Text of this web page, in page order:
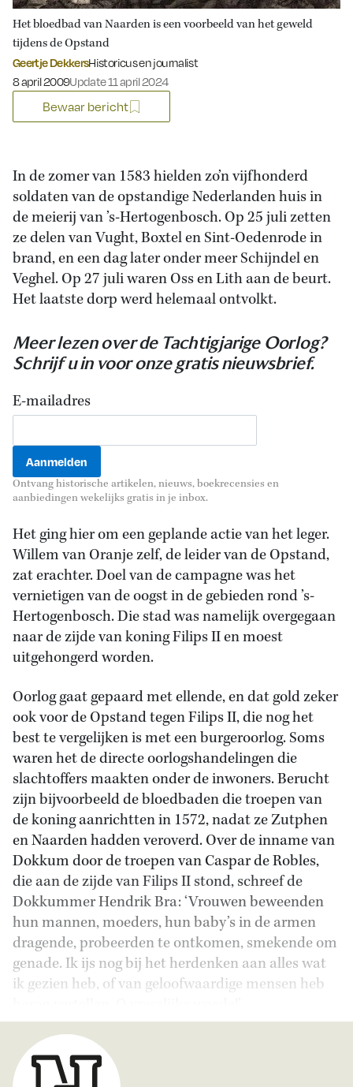
Het bloedbad van Naarden is een voorbeeld van het geweld
tijdens de Opstand
Geertje DekkersHistoricus en journalist
Gepubliceerd op:
8 april 2009Update 11 april 2024
Bewaar bericht
In de zomer van 1583 hielden zo’n vijfhonderd
soldaten van de opstandige Nederlanden huis in
de meierij van ’s-Hertogenbosch. Op 25 juli zetten
ze delen van Vught, Boxtel en Sint-Oedenrode in
brand, en een dag later onder meer Schijndel en
Veghel. Op 27 juli waren Oss en Lith aan de beurt.
Het laatste dorp werd helemaal ontvolkt.
Meer lezen over de Tachtigjarige Oorlog?
Schrijf u in voor onze gratis nieuwsbrief.
E-mailadres
Ontvang historische artikelen, nieuws, boekrecensies en
aanbiedingen wekelijks gratis in je inbox.
Het ging hier om een geplande actie van het leger.
Willem van Oranje zelf, de leider van de Opstand,
zat erachter. Doel van de campagne was het
vernietigen van de oogst in de gebieden rond ’s-
Hertogenbosch. Die stad was namelijk overgegaan
naar de zijde van koning Filips II en moest
uitgehongerd worden.
Oorlog gaat gepaard met ellende, en dat gold zeker
ook voor de Opstand tegen Filips II, die nog het
best te vergelijken is met een burgeroorlog. Soms
waren het de directe oorlogshandelingen die
slachtoffers maakten onder de inwoners. Berucht
zijn bijvoorbeeld de bloedbaden die troepen van
de koning aanrichtten in 1572, nadat ze Zutphen
en Naarden hadden veroverd. Over de inname van
Dokkum door de troepen van Caspar de Robles,
die aan de zijde van Filips II stond, schreef de
Dokkummer Hendrik Bra: ‘Vrouwen beweenden
hun mannen, moeders, hun baby’s in de armen
dragende, probeerden te ontkomen, smekende om
genade. Ik ijs nog bij het herdenken aan alles wat
ik gezien heb, of van geloofwaardige mensen heb